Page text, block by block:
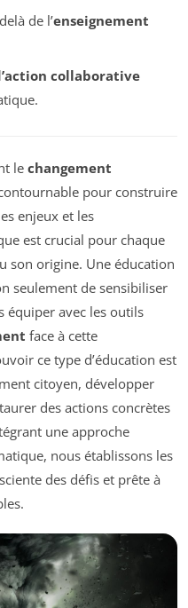
de l’enseignement
collaborative
le changement
pour construire
enjeux et les
est crucial pour chaque
son origine. Une éducation
seulement de sensibiliser
équiper avec les outils
face à cette
ce type d’éducation est
citoyen, développer
des actions concrètes
une approche
nous établissons les
des défis et prête à